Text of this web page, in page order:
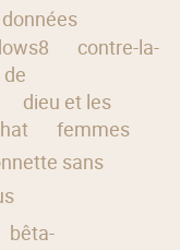
données
contre-la-
dieu et les
femmes
sans
bêta-